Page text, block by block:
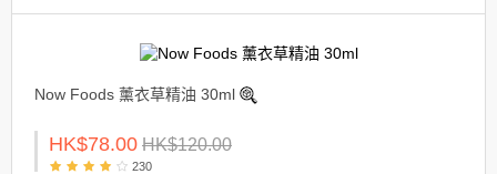
Now Foods 薰衣草精油 30ml
HK$78.00 HK$120.00
230